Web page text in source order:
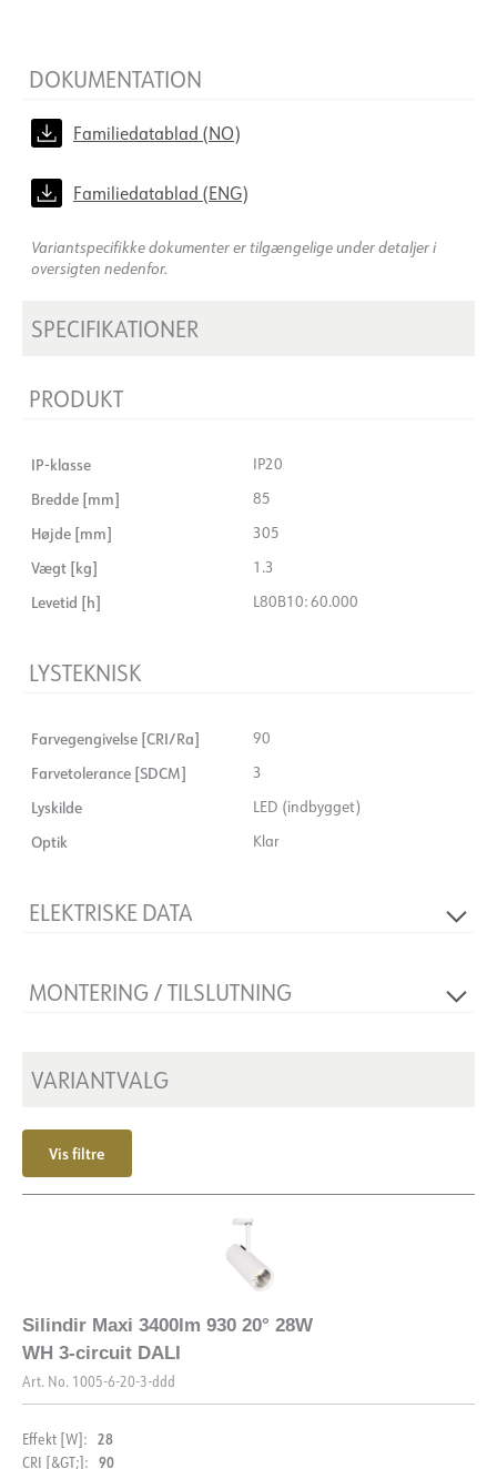
DOKUMENTATION
Familiedatablad (NO)
Familiedatablad (ENG)
Variantspecifikke dokumenter er tilgængelige under detaljer i
oversigten nedenfor.
SPECIFIKATIONER
PRODUKT
IP-klasse IP20
Bredde [mm] 85
Højde [mm] 305
Vægt [kg] 1.3
Levetid [h] L80B10: 60.000
LYSTEKNISK
Farvegengivelse [CRI/Ra] 90
Farvetolerance [SDCM] 3
Lyskilde LED (indbygget)
Optik Klar
ELEKTRISKE DATA
Isoleringsklasse
MONTERING / TILSLUTNING
VARIANTVALG
Vis filtre
Silindir Maxi 3400lm 930 20° 28W
WH 3-circuit DALI
Art. No. 1005-6-20-3-ddd
Effekt [W]: 28
CRI [&GT;]: 90